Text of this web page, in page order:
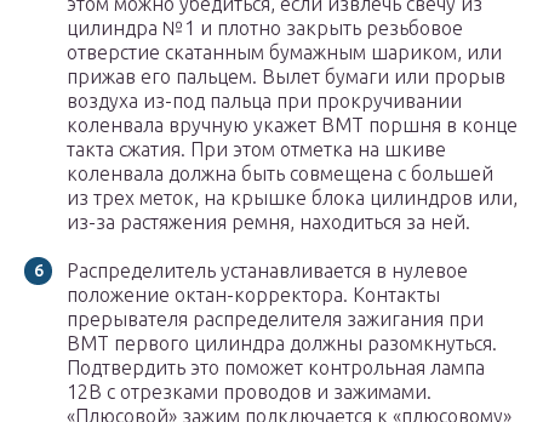
цилиндра №1 и плотно закрыть резьбовое
отверстие скатанным бумажным шариком, или
прижав его пальцем. Вылет бумаги или прорыв
воздуха из-под пальца при прокручивании
коленвала вручную укажет ВМТ поршня в конце
такта сжатия. При этом отметка на шкиве
коленвала должна быть совмещена с большей
из трех меток, на крышке блока цилиндров или,
из-за растяжения ремня, находиться за ней.
Распределитель устанавливается в нулевое
положение октан-корректора. Контакты
прерывателя распределителя зажигания при
ВМТ первого цилиндра должны разомкнуться.
Подтвердить это поможет контрольная лампа
12В с отрезками проводов и зажимами.
«Плюсовой» зажим подключается к «плюсовому»